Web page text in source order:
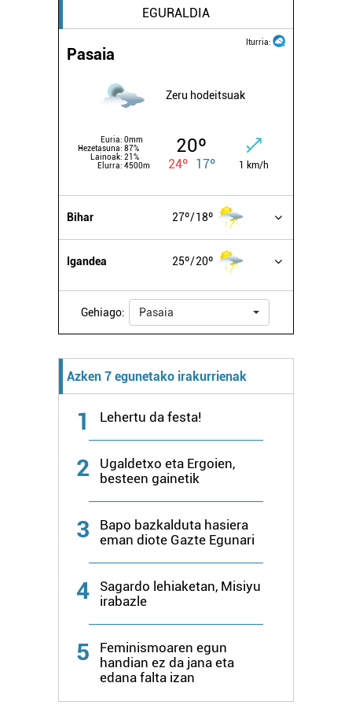
EGURALDIA
Iturria:
Pasaia
Zeru hodeitsuak
Euria: 0mm
Hezetasuna: 87%
Lainoak: 21%
Elurra: 4500m
20º
24º 17º 1 km/h
Bihar 27º 18º
Igandea 25º 20º
Gehiago: Pasaia
Azken 7 egunetako irakurrienak
1 Lehertu da festa!
2
Ugaldetxo eta Ergoien,
besteen gainetik
3
Bapo bazkalduta hasiera
eman diote Gazte Egunari
4
Sagardo lehiaketan, Misiyu
irabazle
5
Feminismoaren egun
handian ez da jana eta
edana falta izan